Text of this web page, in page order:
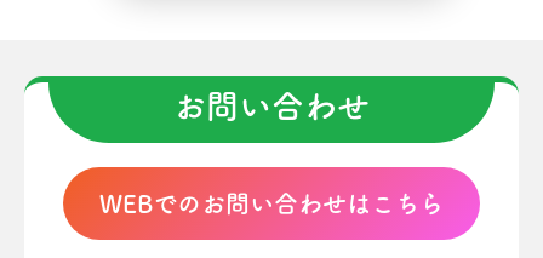
お問い合わせ
WEBでのお問い合わせはこちら